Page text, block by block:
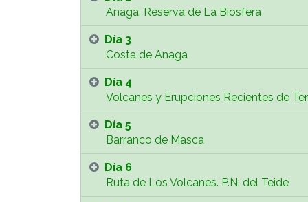
Anaga. Reserva de La Biosfera
Día 3
Costa de Anaga
Día 4
Volcanes y Erupciones Recientes de
Día 5
Barranco de Masca
Día 6
Ruta de Los Volcanes. P.N. del Teide